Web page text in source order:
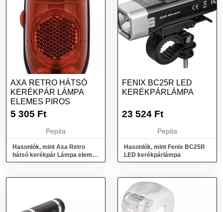
AXA RETRO HÁTSÓ
KERÉKPÁR LÁMPA
ELEMES PIROS
5 305 Ft
Pepita
Hasonlók, mint Axa Retro
hátsó kerékpár Lámpa elemes
piros
FENIX BC25R LED
KERÉKPÁRLÁMPA
23 524 Ft
Pepita
Hasonlók, mint Fenix BC25R
LED kerékpárlámpa